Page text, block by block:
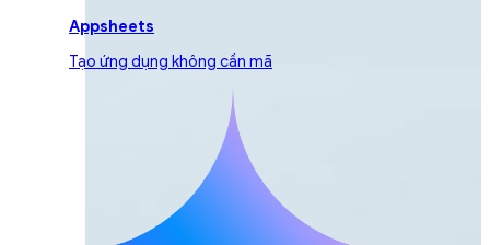
Appsheets
Tạo ứng dụng không cần mã